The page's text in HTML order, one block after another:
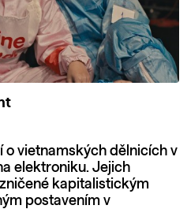
vietnamských dělnicích v
elektroniku. Jejich
kapitalistickým
postavením v